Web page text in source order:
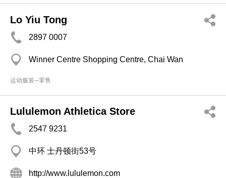
Lo Yiu Tong
2897 0007
Winner Centre Shopping Centre, Chai Wan
运动服装─零售
Lululemon Athletica Store
2547 9231
中环 士丹顿街53号
http://www.lululemon.com